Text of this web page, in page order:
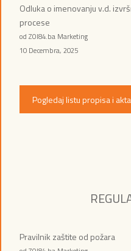
Odluka o imenovanju v.d.
procese
od ZOI84.ba Marketing
10 Decembra, 2025
Pogledaj listu propisa i akta
Pravilnik zaštite od požara